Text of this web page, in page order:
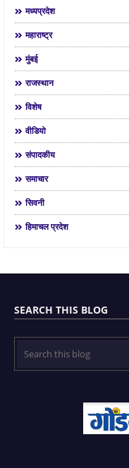
मध्यप्रदेश
महाराष्ट्र
मुंबई
राजस्थान
विशेष
वीडियो
संपादकीय
समाचार
सिवनी
हिमाचल प्रदेश
SEARCH THIS BLOG